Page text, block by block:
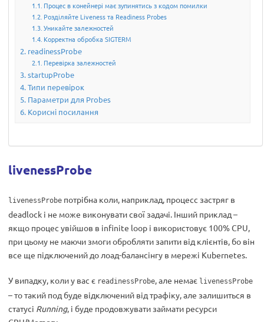
Процес в конейнері має зупинятись з кодом помилки
Розділяйте Liveness та Readiness Probes
Уникайте залежностей
Корректна обробка SIGTERM
readinessProbe
Перевірка залежностей
startupProbe
Типи перевірок
Параметри для Probes
Корисні посилання
livenessProbe
livenessProbe потрібна коли, наприклад, процесс застряг в
deadlock і не може виконувати свої задачі. Інший приклад –
якщо процес увійшов в infinite loop і використовує 100% CPU,
при цьому не маючи змоги обробляти запити від клієнтів, бо він
все ще підключений до лоад-балансінгу в мережі Kubernetes.
У випадку, коли у вас є readinessProbe, але немає livenessProbe
– то такий под буде відключений від трафіку, але залишиться в
статусі Running, і буде продовжувати займати ресурси